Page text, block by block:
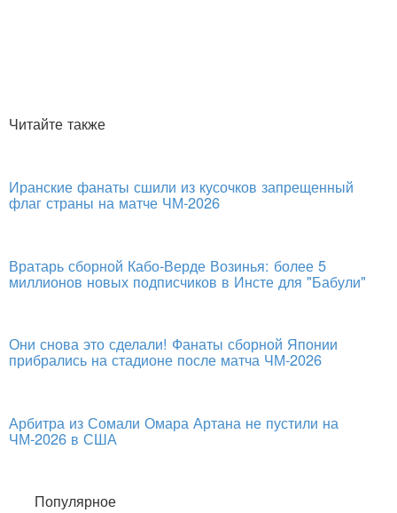
Читайте также
Иранские фанаты сшили из кусочков запрещенный
флаг страны на матче ЧМ-2026
Вратарь сборной Кабо-Верде Возинья: более 5
миллионов новых подписчиков в Инсте для "Бабули"
Они снова это сделали! Фанаты сборной Японии
прибрались на стадионе после матча ЧМ-2026
Арбитра из Сомали Омара Артана не пустили на
ЧМ-2026 в США
Популярное